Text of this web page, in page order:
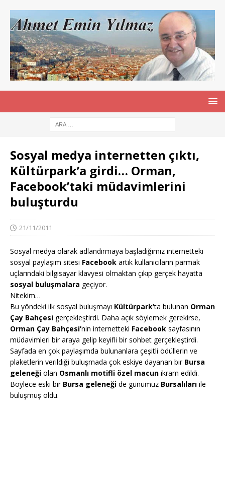
Sosyal medya internetten çıktı,
Kültürpark’a girdi… Orman,
Facebook’taki müdavimlerini
buluşturdu
21/11/2011
Sosyal medya olarak adlandırmaya başladığımız internetteki
sosyal paylaşım sitesi Facebook artık kullanıcıların parmak
uçlarındaki bilgisayar klavyesi olmaktan çıkıp gerçek hayatta
sosyal buluşmalara geçiyor.
Nitekim…
Bu yöndeki ilk sosyal buluşmayı Kültürpark’ta bulunan Orman
Çay Bahçesi gerçekleştirdi. Daha açık söylemek gerekirse,
Orman Çay Bahçesi’nin internetteki Facebook sayfasının
müdavimleri bir araya gelip keyifli bir sohbet gerçekleştirdi.
Sayfada en çok paylaşımda bulunanlara çeşitli ödüllerin ve
plaketlerin verildiği buluşmada çok eskiye dayanan bir Bursa
geleneği olan Osmanlı motifli özel macun ikram edildi.
Böylece eski bir Bursa geleneği de günümüz Bursalıları ile
buluşmuş oldu.